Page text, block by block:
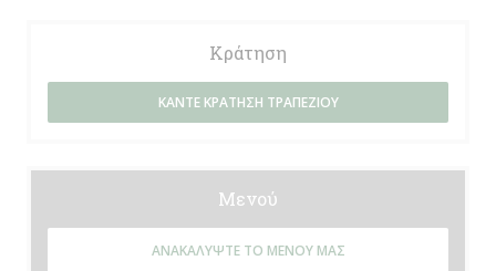
Κράτηση
ΚΆΝΤΕ ΚΡΆΤΗΣΗ ΤΡΑΠΕΖΙΟΎ
Μενού
ΑΝΑΚΑΛΎΨΤΕ ΤΟ ΜΕΝΟΎ ΜΑΣ